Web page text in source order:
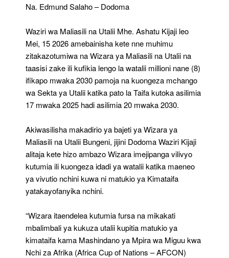
Nane
2030
Na. Edmund Salaho – Dodoma
Waziri wa Maliasili na Utalii Mhe. Ashatu Kijaji leo
Mei, 15 2026 amebainisha kete nne muhimu
zitakazotumiwa na Wizara ya Maliasili na Utalii na
taasisi zake ili kufikia lengo la watalii millioni nane (8)
ifikapo mwaka 2030 pamoja na kuongeza mchango
wa Sekta ya Utalii katika pato la Taifa kutoka asilimia
17 mwaka 2025 hadi asilimia 20 mwaka 2030.
Akiwasilisha makadirio ya bajeti ya Wizara ya
Maliasili na Utalii Bungeni, jijini Dodoma Waziri Kijaji
alitaja kete hizo ambazo Wizara imejipanga vilivyo
kutumia ili kuongeza idadi ya watalii katika maeneo
ya vivutio nchini kuwa ni matukio ya Kimataifa
yatakayofanyika nchini.
“Wizara itaendelea kutumia fursa na mikakati
mbalimbali ya kukuza utalii kupitia matukio ya
kimataifa kama Mashindano ya Mpira wa Miguu kwa
Nchi za Afrika (Africa Cup of Nations – AFCON)